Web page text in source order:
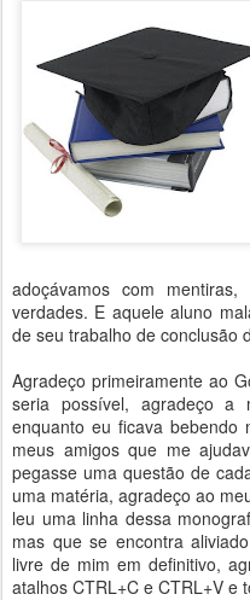
adoçávamos com
verdades. E aquele aluno
de seu trabalho de conclusão
Agradeço primeiramente ao
seria possível, agradeço
enquanto eu ficava
meus amigos que me
pegasse uma questão de
uma matéria, agradeço ao
leu uma linha dessa
mas que se encontra
livre de mim em definitivo,
atalhos CTRL+C e CTRL+V e